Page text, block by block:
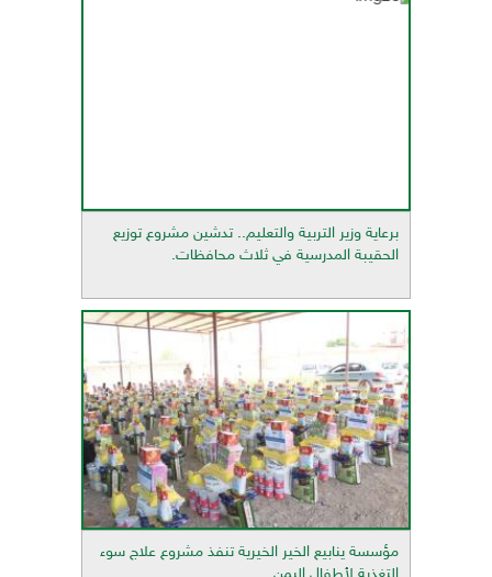
برعاية وزير التربية والتعليم.. تدشين مشروع توزيع
الحقيبة المدرسية في ثلاث محافظات.
مؤسسة ينابيع الخير الخيرية تنفذ مشروع علاج سوء